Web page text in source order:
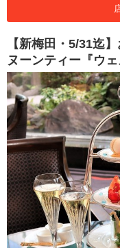
【新梅田・5/31迄
ヌーンティー『ウ